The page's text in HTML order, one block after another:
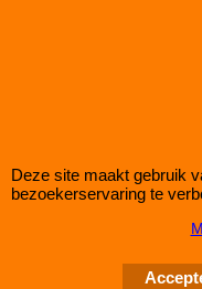
Standaard schroefdraad is
Deze site maakt gebruik
bezoekerservaring te